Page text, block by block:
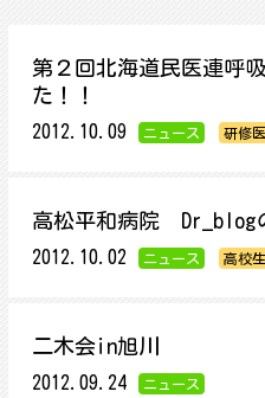
第２回北海道民医連呼
た！！
2012.10.09 ニュース 研修医
高松平和病院 Dr_blog
2012.10.02 ニュース 高校
二木会in旭川
2012.09.24 ニュース